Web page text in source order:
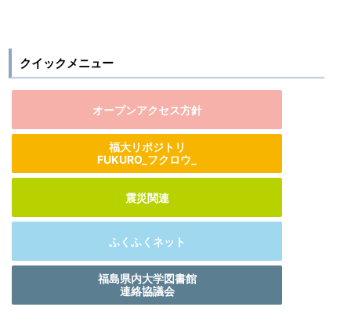
クイックメニュー
オープンアクセス方針
福大リポジトリ
FUKURO_フクロウ_
震災関連
ふくふくネット
福島県内大学図書館
連絡協議会